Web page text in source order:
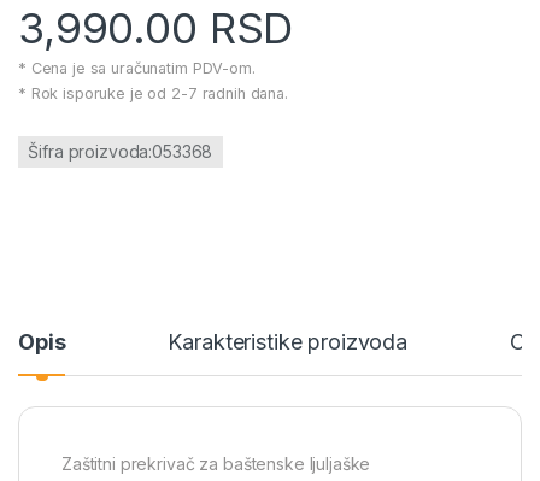
3,990.00 RSD
* Cena je sa uračunatim PDV-om.
* Rok isporuke je od 2-7 radnih dana.
Šifra proizvoda:053368
Opis Karakteristike proizvoda
Zaštitni prekrivač za baštenske ljuljaške